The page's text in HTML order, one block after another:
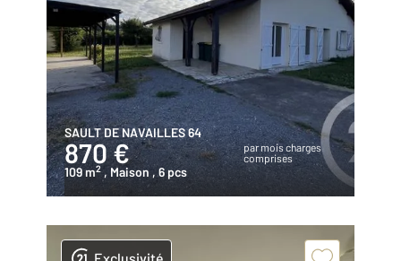
SAULT DE NAVAILLES 64
870 €
par mois charges
comprises
109 m2 , Maison , 6 pcs